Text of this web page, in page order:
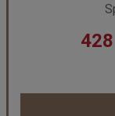
már